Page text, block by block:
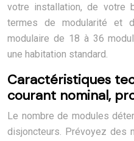
votre installation, de votre
termes de modularité et
modulaire de 18 à 36
une habitation standard.
Caractéristiques
courant nominal,
Le nombre de modules
disjoncteurs. Prévoyez des